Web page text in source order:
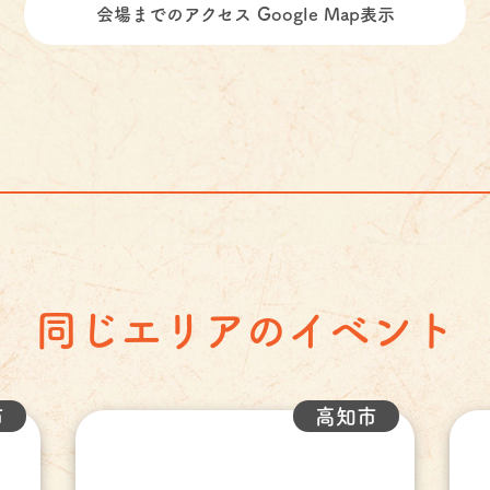
会場までのアクセス Google Map表示
同じエリアのイベント
高知市